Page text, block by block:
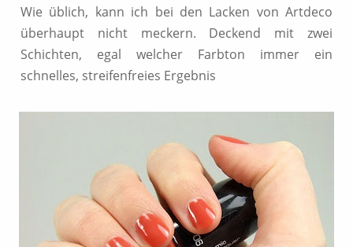
Wie üblich, kann ich bei den Lacken von Artdeco
überhaupt nicht meckern. Deckend mit zwei
Schichten, egal welcher Farbton immer ein
schnelles, streifenfreies Ergebnis